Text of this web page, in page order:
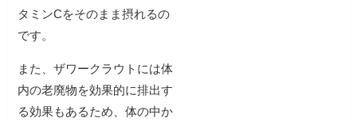
タミンCをそのまま摂れるの
です。
また、ザワークラウトには体
内の老廃物を効果的に排出す
る効果もあるため、体の中か